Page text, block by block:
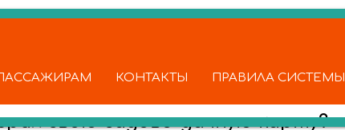
КОНТАКТЫ
ПРАВИЛА СИСТЕМЫ
свою садово-дачную карту?